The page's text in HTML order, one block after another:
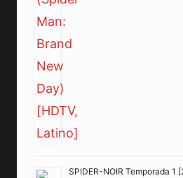
SPIDER-NOIR Temporada 1